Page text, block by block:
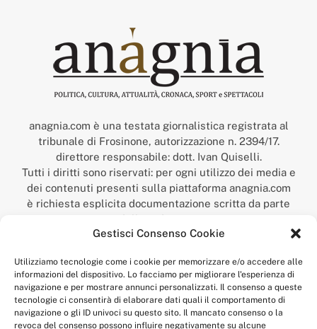
Gestisci Consenso Cookie
Utilizziamo tecnologie come i cookie per memorizzare e/o accedere alle
informazioni del dispositivo. Lo facciamo per migliorare l'esperienza di
navigazione e per mostrare annunci personalizzati. Il consenso a queste
tecnologie ci consentirà di elaborare dati quali il comportamento di
navigazione o gli ID univoci su questo sito. Il mancato consenso o la
revoca del consenso possono influire negativamente su alcune
anagnia.com è una testata giornalistica registrata al
tribunale di Frosinone, autorizzazione n. 2394/17.
direttore responsabile: dott. Ivan Quiselli.
Tutti i diritti sono riservati: per ogni utilizzo dei media e
dei contenuti presenti sulla piattaforma anagnia.com
è richiesta esplicita documentazione scritta da parte
della redazione.
“Anagnia” è un marchio registrato presso l’Ufficio Italiano
Economico,
num. registrazione: 302017000014044 del 9 febbraio 2017.
Per contatti:redazione@anagnia.com